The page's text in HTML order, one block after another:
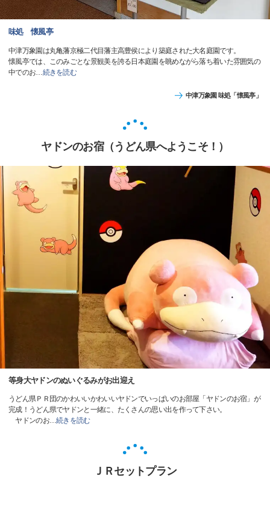
味処 懐風亭
中津万象園は丸亀藩京極二代目藩主高豊侯により築庭された大名庭園です。
懐風亭では、このみごとな景観美を誇る日本庭園を眺めながら落ち着いた雰囲気の
中でのお…続きを読む
中津万象園 味処「懐風亭」
ヤドンのお宿（うどん県へようこそ！）
等身大ヤドンのぬいぐるみがお出迎え
うどん県ＰＲ団のかわいいかわいいヤドンでいっぱいのお部屋「ヤドンのお宿」が
完成！うどん県でヤドンと一緒に、たくさんの思い出を作って下さい。
ヤドンのお…続きを読む
ＪＲセットプラン